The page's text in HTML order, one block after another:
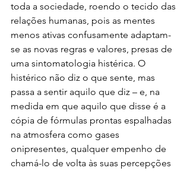
toda a sociedade, roendo o tecido das
relações humanas, pois as mentes
menos ativas confusamente adaptam-
se as novas regras e valores, presas de
uma sintomatologia histérica. O
histérico não diz o que sente, mas
passa a sentir aquilo que diz – e, na
medida em que aquilo que disse é a
cópia de fórmulas prontas espalhadas
na atmosfera como gases
onipresentes, qualquer empenho de
chamá-lo de volta às suas percepções